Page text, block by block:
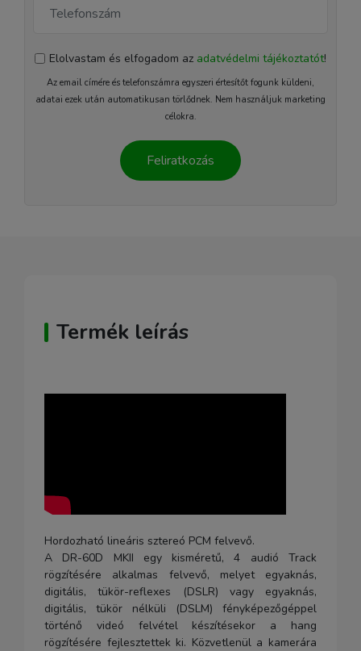
Elolvastam és elfogadom az adatvédelmi tájékoztatót!
Az email címére és telefonszámra egyszeri értesítőt fogunk küldeni,
adatai ezek után automatikusan törlődnek. Nem használjuk marketing
célokra.
Feliratkozás
Termék leírás
Hordozható lineáris sztereó PCM felvevő.
A DR-60D MKII egy kisméretű, 4 audió Track
rögzítésére alkalmas felvevő, melyet egyaknás,
digitális, tükör-reflexes (DSLR) vagy egyaknás,
digitális, tükör nélküli (DSLM) fényképezőgéppel
történő videó felvétel készítésekor a hang
rögzítésére fejlesztettek ki. Közvetlenül a kamerára